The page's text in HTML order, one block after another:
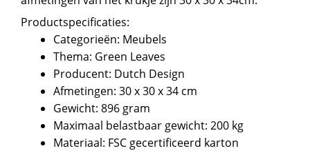
Productspecificaties:
Categorieën: Meubels
Thema: Green Leaves
Producent: Dutch Design
Afmetingen: 30 x 30 x 34 cm
Gewicht: 896 gram
Maximaal belastbaar gewicht: 200 kg
Materiaal: FSC gecertificeerd karton